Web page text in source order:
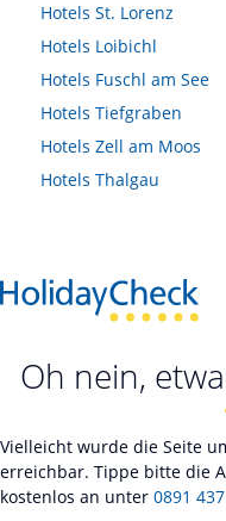
Hotels St. Lorenz
Hotels Loibichl
Hotels Fuschl am See
Hotels Tiefgraben
Hotels Zell am Moos
Hotels Thalgau
Oh nein,
Vielleicht wurde die Seite
erreichbar. Tippe bitte die
kostenlos an unter 0891